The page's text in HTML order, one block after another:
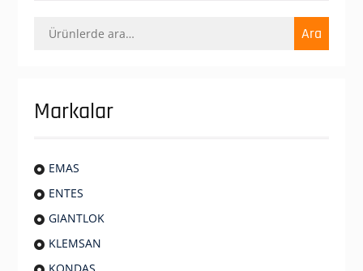
Ara: Ara
Markalar
EMAS
ENTES
GIANTLOK
KLEMSAN